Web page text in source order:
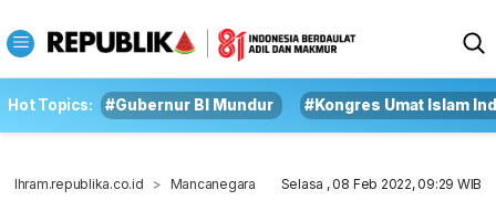
Hot Topics: #Gubernur BI Mundur #Kongres Umat Islam
Ihram.republika.co.id Mancanegara Selasa , 08 Feb 2022, 09:29 WIB